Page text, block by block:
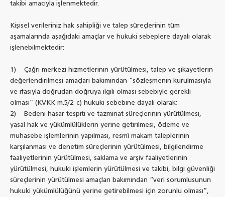
takibi amacıyla işlenmektedir.
Kişisel verileriniz hak sahipliği ve talep süreçlerinin tüm
aşamalarında aşağıdaki amaçlar ve hukuki sebeplere dayalı olarak
işlenebilmektedir:
1) Çağrı merkezi hizmetlerinin yürütülmesi, talep ve şikayetlerin
değerlendirilmesi amaçları bakımından “sözleşmenin kurulmasıyla
ve ifasıyla doğrudan doğruya ilgili olması sebebiyle gerekli
olması” (KVKK m.5/2-c) hukuki sebebine dayalı olarak;
2) Bedeni hasar tespiti ve tazminat süreçlerinin yürütülmesi,
yasal hak ve yükümlülüklerin yerine getirilmesi, ödeme ve
muhasebe işlemlerinin yapılması, resmî makam taleplerinin
karşılanması ve denetim süreçlerinin yürütülmesi, bilgilendirme
faaliyetlerinin yürütülmesi, saklama ve arşiv faaliyetlerinin
yürütülmesi, hukuki işlemlerin yürütülmesi ve takibi, bilgi güvenliği
süreçlerinin yürütülmesi amaçları bakımından “veri sorumlusunun
hukuki yükümlülüğünü yerine getirebilmesi için zorunlu olması”,